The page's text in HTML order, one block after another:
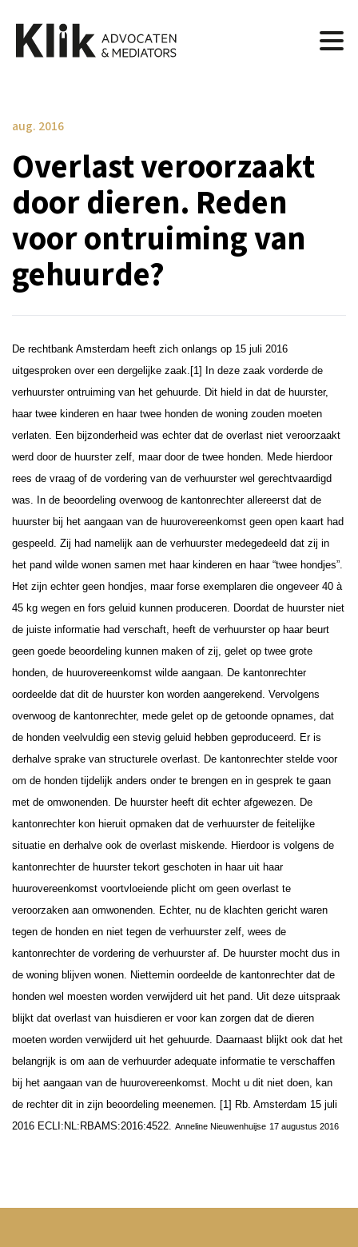
aug. 2016
Overlast veroorzaakt
door dieren. Reden
voor ontruiming van
gehuurde?
De rechtbank Amsterdam heeft zich onlangs op 15 juli 2016
uitgesproken over een dergelijke zaak.[1]
In deze zaak vorderde de
verhuurster ontruiming van het gehuurde. Dit hield in dat de huurster,
haar twee kinderen en haar twee honden de woning zouden moeten
verlaten. Een bijzonderheid was echter dat de overlast niet veroorzaakt
werd door de huurster zelf, maar door de twee honden. Mede hierdoor
rees de vraag of de vordering van de verhuurster wel gerechtvaardigd
was. In de beoordeling overwoog de kantonrechter allereerst dat de
huurster bij het aangaan van de huurovereenkomst geen open kaart had
gespeeld. Zij had namelijk aan de verhuurster medegedeeld dat zij in
het pand wilde wonen samen met haar kinderen en haar “twee hondjes”.
Het zijn echter geen hondjes, maar forse exemplaren die ongeveer 40 à
45 kg wegen en fors geluid kunnen produceren. Doordat de huurster niet
de juiste informatie had verschaft, heeft de verhuurster op haar beurt
geen goede beoordeling kunnen maken of zij, gelet op twee grote
honden, de huurovereenkomst wilde aangaan. De kantonrechter
oordeelde dat dit de huurster kon worden aangerekend. Vervolgens
overwoog de kantonrechter, mede gelet op de getoonde opnames, dat
de honden veelvuldig een stevig geluid hebben geproduceerd. Er is
derhalve sprake van structurele overlast. De kantonrechter stelde voor
om de honden tijdelijk anders onder te brengen en in gesprek te gaan
met de omwonenden. De huurster heeft dit echter afgewezen. De
kantonrechter kon hieruit opmaken dat de verhuurster de feitelijke
situatie en derhalve ook de overlast miskende. Hierdoor is volgens de
kantonrechter de huurster tekort geschoten in haar uit haar
huurovereenkomst voortvloeiende plicht om geen overlast te
veroorzaken aan omwonenden. Echter, nu de klachten gericht waren
tegen de honden en niet tegen de verhuurster zelf, wees de
kantonrechter de vordering de verhuurster af. De huurster mocht dus in
de woning blijven wonen. Niettemin oordeelde de kantonrechter dat de
honden wel moesten worden verwijderd uit het pand. Uit deze uitspraak
blijkt dat overlast van huisdieren er voor kan zorgen dat de dieren
moeten worden verwijderd uit het gehuurde. Daarnaast blijkt ook dat het
belangrijk is om aan de verhuurder adequate informatie te verschaffen
bij het aangaan van de huurovereenkomst. Mocht u dit niet doen, kan
de rechter dit in zijn beoordeling meenemen. [1] Rb. Amsterdam 15 juli
2016 ECLI:NL:RBAMS:2016:4522. Anneline Nieuwenhuijse 17 augustus 2016